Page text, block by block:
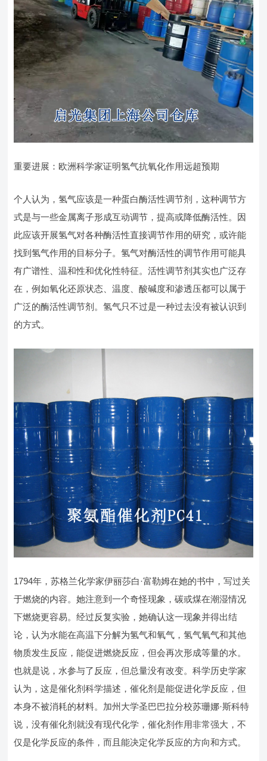
重要进展：欧洲科学家证明氢气抗氧化作用远超预期
个人认为，氢气应该是一种蛋白酶活性调节剂，这种调节方
式是与一些金属离子形成互动调节，提高或降低酶活性。因
此应该开展氢气对各种酶活性直接调节作用的研究，或许能
找到氢气作用的目标分子。氢气对酶活性的调节作用可能具
有广谱性、温和性和优化性特征。活性调节剂其实也广泛存
在，例如氧化还原状态、温度、酸碱度和渗透压都可以属于
广泛的酶活性调节剂。氢气只不过是一种过去没有被认识到
的方式。
1794年，苏格兰化学家伊丽莎白·富勒姆在她的书中，写过关
于燃烧的内容。她注意到一个奇怪现象，碳或煤在潮湿情况
下燃烧更容易。经过反复实验，她确认这一现象并得出结
论，认为水能在高温下分解为氢气和氧气，氢气氧气和其他
物质发生反应，能促进燃烧反应，但会再次形成等量的水。
也就是说，水参与了反应，但总量没有改变。科学历史学家
认为，这是催化剂科学描述，催化剂是能促进化学反应，但
本身不被消耗的材料。加州大学圣巴巴拉分校苏珊娜·斯科特
说，没有催化剂就没有现代化学，催化剂作用非常强大，不
仅是化学反应的条件，而且能决定化学反应的方向和方式。